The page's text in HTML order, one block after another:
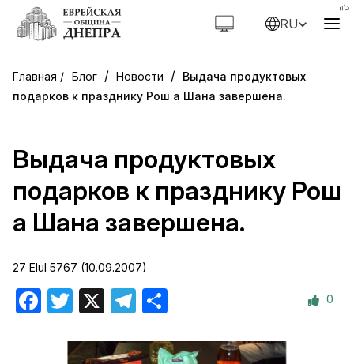
RU
Блог / Новости / Выдача продуктовых
подарков к празднику Рош а Шана завершена.
Выдача продуктовых
подарков к празднику Рош
а Шана завершена.
27 Elul 5767 (10.09.2007)
Facebook
Twitter Telegram 0